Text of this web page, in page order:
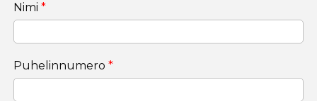
Nimi*
Puhelinnumero*